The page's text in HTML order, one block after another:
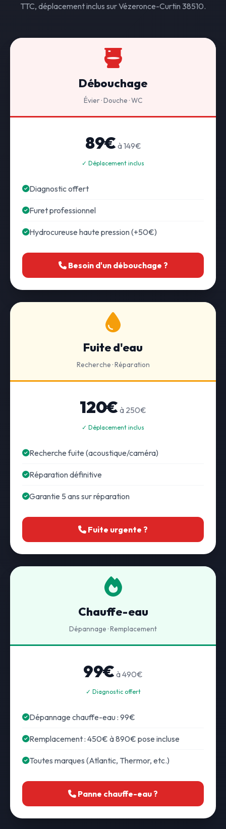
TTC, déplacement inclus sur Vézeronce-Curtin 38510.
Débouchage
Évier · Douche · WC
89€ à 149€
✓ Déplacement inclus
Diagnostic offert
Furet professionnel
Hydrocureuse haute pression (+50€)
Besoin d'un débouchage ?
Fuite d'eau
Recherche · Réparation
120€ à 250€
✓ Déplacement inclus
Recherche fuite (acoustique/caméra)
Réparation définitive
Garantie 5 ans sur réparation
Fuite urgente ?
Chauffe-eau
Dépannage · Remplacement
99€ à 490€
✓ Diagnostic offert
Dépannage chauffe-eau : 99€
Remplacement : 450€ à 890€ pose incluse
Toutes marques (Atlantic, Thermor, etc.)
Panne chauffe-eau ?